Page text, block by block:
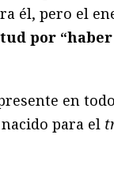
él, pero el
por
en
para el